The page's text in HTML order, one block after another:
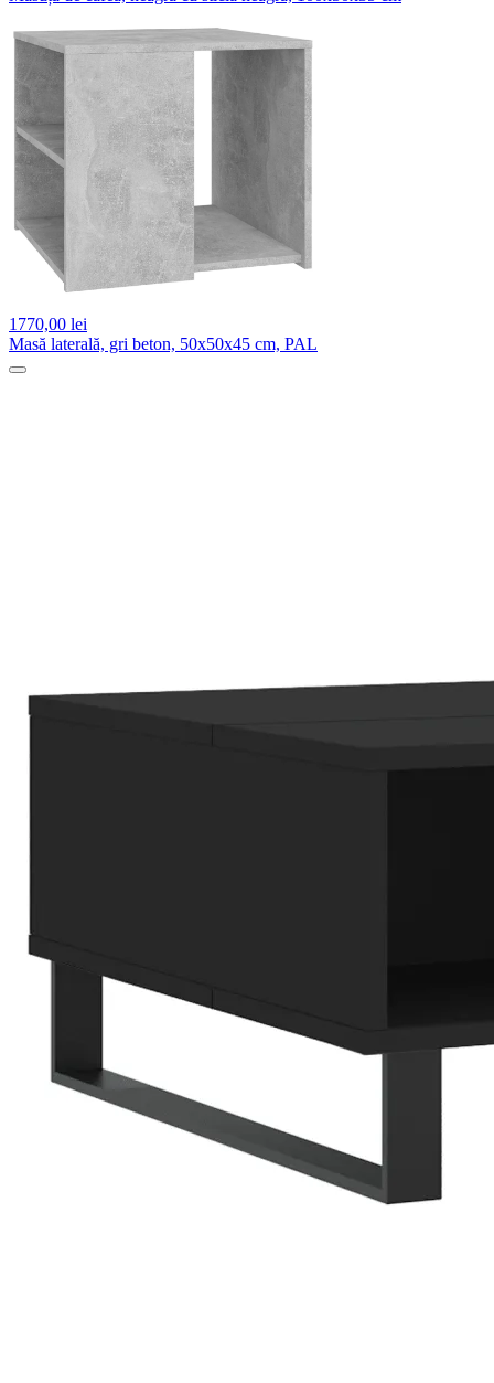
1770,00 lei
Masă laterală, gri beton, 50x50x45 cm, PAL